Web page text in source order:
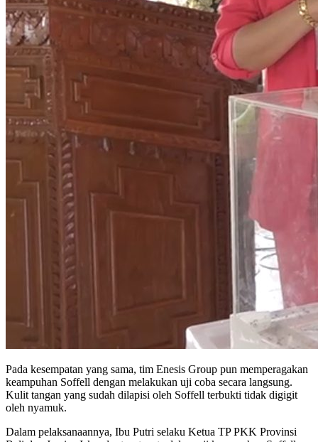
Pada kesempatan yang sama, tim Enesis Group pun memperagakan
keampuhan Soffell dengan melakukan uji coba secara langsung.
Kulit tangan yang sudah dilapisi oleh Soffell terbukti tidak digigit
oleh nyamuk.
Dalam pelaksanaannya, Ibu Putri selaku Ketua TP PKK Provinsi